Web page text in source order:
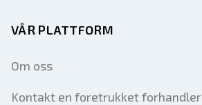
VÅR PLATTFORM
Om oss
Kontakt en foretrukket forhandler